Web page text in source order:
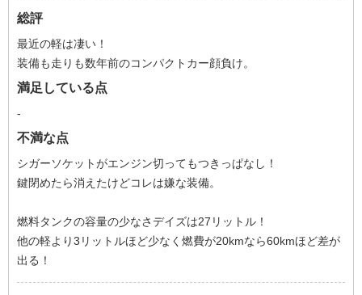
総評
最近の軽は凄い！
装備も走りも数年前のコンパクトカー顔負け。
満足している点
-
不満な点
シガーソケットがエンジン切ってもつきっぱなし！
鍵閉めたら消えたけどコレは嫌な装備。
燃料タンクの容量の少なさデイズは27リットル！
他の軽より3リットルほど少なく燃費が20kmなら60kmほど差が
出る！